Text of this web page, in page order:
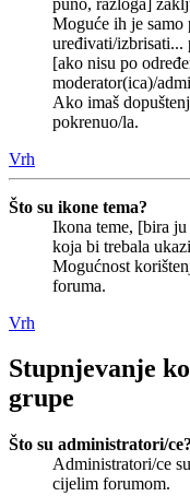
Moguće ih je samo
uređivati/izbrisati...
[ako nisu po
moderator(ica)/
Ako imaš
pokrenuo/la.
Vrh
Što su ikone tema?
Ikona teme, [bira ju
koja bi trebala
Mogućnost
foruma.
Vrh
Stupnjevanje
grupe
Što su administratori/ce?
Administratori/ce
cijelim forumom.